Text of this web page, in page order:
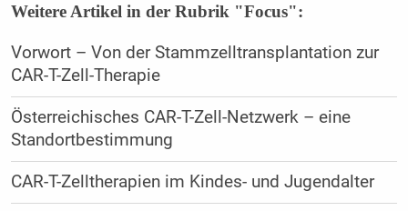
Weitere Artikel in der Rubrik "Focus":
Vorwort – Von der Stammzelltransplantation zur
CAR-T-Zell-Therapie
Österreichisches CAR-T-Zell-Netzwerk – eine
Standortbestimmung
CAR-T-Zelltherapien im Kindes- und Jugendalter